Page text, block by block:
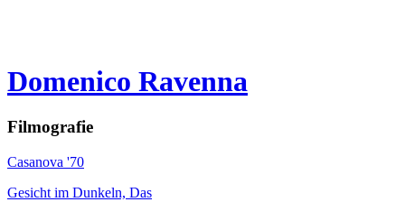
Domenico Ravenna
Filmografie
Casanova '70
Gesicht im Dunkeln, Das